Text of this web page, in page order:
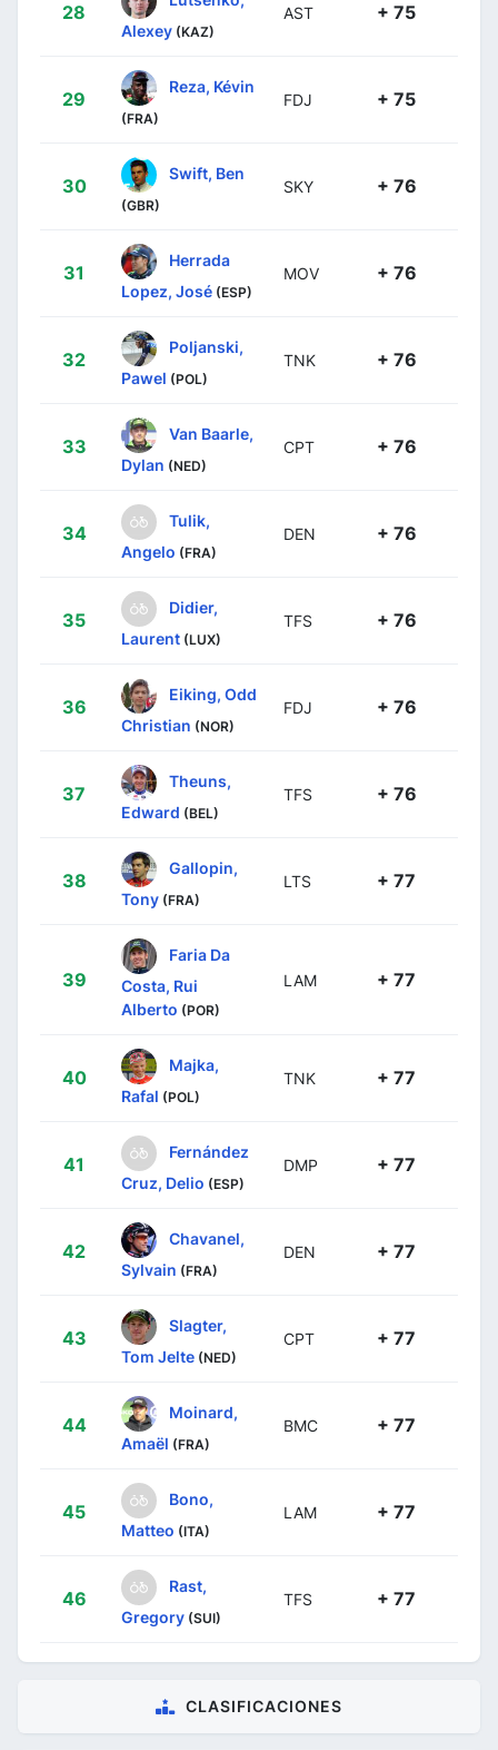
28
Alexey (KAZ)
AST + 75
29
Reza, Kévin
(FRA)
FDJ + 75
30
Swift, Ben
(GBR)
SKY + 76
31
Herrada
Lopez, José (ESP)
MOV + 76
32
Poljanski,
Pawel (POL)
TNK + 76
33
Van Baarle,
Dylan (NED)
CPT + 76
34
Tulik,
Angelo (FRA)
DEN + 76
35
Didier,
Laurent (LUX)
TFS + 76
36
Eiking, Odd
Christian (NOR)
FDJ + 76
37
Theuns,
Edward (BEL)
TFS + 76
38
Gallopin,
Tony (FRA)
LTS + 77
39
Faria Da
Costa, Rui
Alberto (POR)
LAM + 77
40
Majka,
Rafal (POL)
TNK + 77
41
Fernández
Cruz, Delio (ESP)
DMP + 77
42
Chavanel,
Sylvain (FRA)
DEN + 77
43
Slagter,
Tom Jelte (NED)
CPT + 77
44
Moinard,
Amaël (FRA)
BMC + 77
45
Bono,
Matteo (ITA)
LAM + 77
46
Rast,
Gregory (SUI)
TFS + 77
CLASIFICACIONES